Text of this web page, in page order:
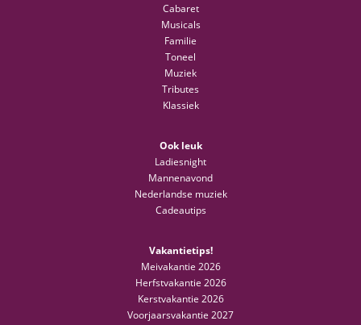
Cabaret
Musicals
Familie
Toneel
Muziek
Tributes
Klassiek
Ook leuk
Ladiesnight
Mannenavond
Nederlandse muziek
Cadeautips
Vakantietips!
Meivakantie 2026
Herfstvakantie 2026
Kerstvakantie 2026
Voorjaarsvakantie 2027